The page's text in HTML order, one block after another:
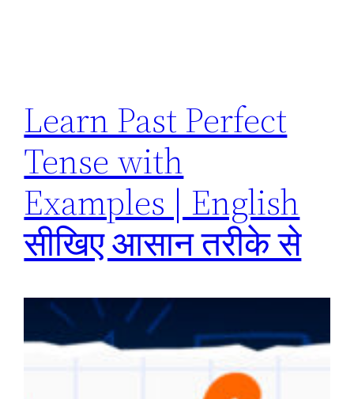
Learn Past Perfect
Tense with
Examples | English
सीखिए आसान तरीके से